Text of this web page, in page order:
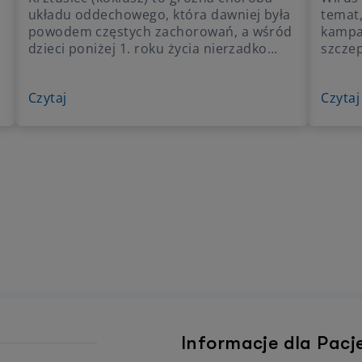
układu oddechowego, która dawniej była
powodem częstych zachorowań, a wśród
dzieci poniżej 1. roku życia nierzadko
zachorowań na koklusz znacznie spadła,
Czytaj Czytaj
Informacje dla